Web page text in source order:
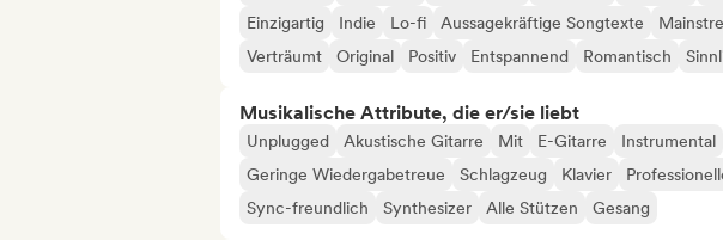
Einzigartig
Indie Lo-fi Aussagekräftige Songtexte
Verträumt
Original Positiv Entspannend Romantisch
Musikalische Attribute, die er/sie liebt
Unplugged Akustische Gitarre Mit E-Gitarre Instrumental
Geringe Wiedergabetreue
Schlagzeug Klavier
Sync-freundlich
Synthesizer Alle Stützen Gesang